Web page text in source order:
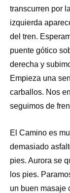
transcurren por
izquierda
del tren.
puente gótico
derecha y
Empieza una
carballos. Nos
seguimos de
El Camino es
demasiado
pies. Aurora se
los pies.
un buen masaje